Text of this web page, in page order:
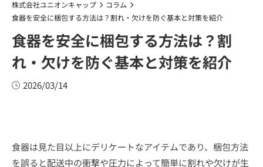
株式会社ユニオンキャップ
コラム
食器を安全に梱包する方法は？割れ・欠けを防ぐ基本と対策を紹介
食器を安全に梱包する方法は？割
れ・欠けを防ぐ基本と対策を紹介
2026/03/14
食器は見た目以上にデリケートなアイテムであり、梱包方法
を誤ると配送中の衝撃や圧力によって簡単に割れや欠けが生